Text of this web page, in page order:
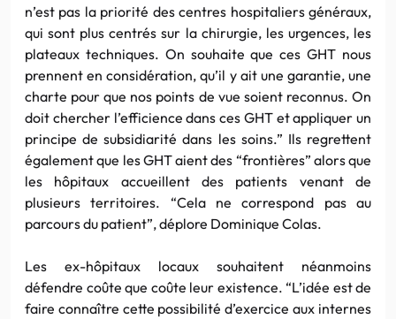
n’est pas la priorité des centres hospitaliers généraux,
qui sont plus centrés sur la chirurgie, les urgences, les
plateaux techniques. On souhaite que ces GHT nous
prennent en considération, qu’il y ait une garantie, une
charte pour que nos points de vue soient reconnus. On
doit chercher l’efficience dans ces GHT et appliquer un
principe de subsidiarité dans les soins.” Ils regrettent
également que les GHT aient des “frontières” alors que
les hôpitaux accueillent des patients venant de
plusieurs territoires. “Cela ne correspond pas au
parcours du patient”, déplore Dominique Colas.
Les ex-hôpitaux locaux souhaitent néanmoins
défendre coûte que coûte leur existence. “L’idée est de
faire connaître cette possibilité d’exercice aux internes